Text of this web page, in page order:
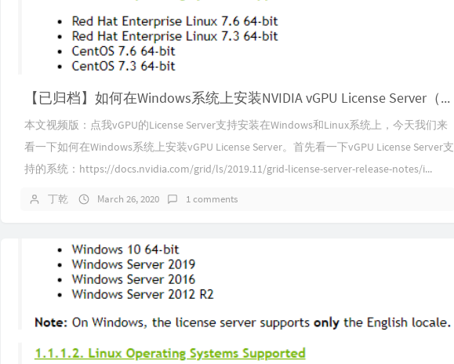
【已归档】如何在Windows系统上安装NVIDIA vGPU License Server（图文+视频）
本文视频版：点我vGPU的License Server支持安装在Windows和Linux系统上，今天我们来
看一下如何在Windows系统上安装vGPU License Server。首先看一下vGPU License Server支
持的系统：https://docs.nvidia.com/grid/ls/2019.11/grid-license-server-release-notes/i...
丁乾 March 26, 2020 1 comments